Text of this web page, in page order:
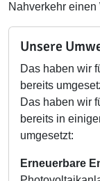
Nahverkehr
Unsere
Das haben wir
bereits
Das haben wir
bereits in
umgesetzt:
Erneuerbare